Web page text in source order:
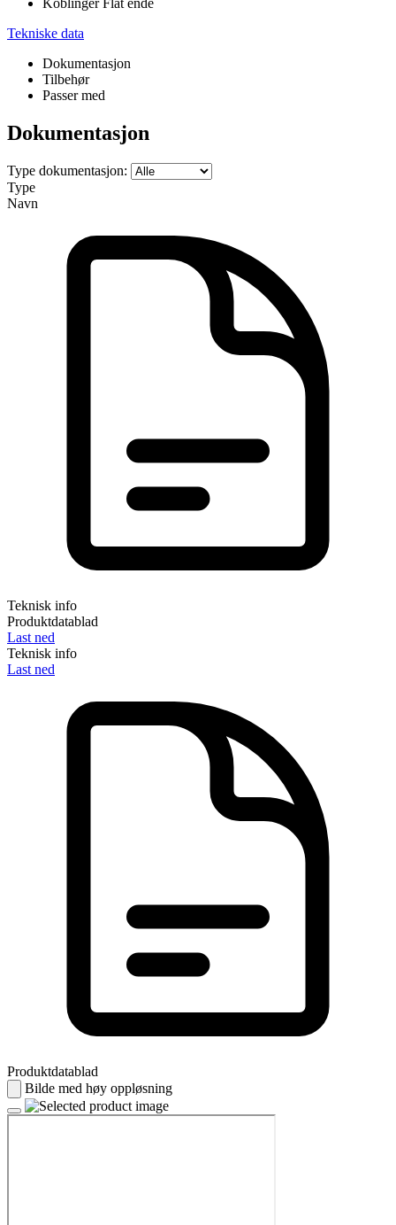
Koblinger Flat ende
Tekniske data
Dokumentasjon
Tilbehør
Passer med
Dokumentasjon
Type dokumentasjon:
Type
Navn
Teknisk info
Produktdatablad
Last ned
Teknisk info
Last ned
Produktdatablad
Bilde med høy oppløsning